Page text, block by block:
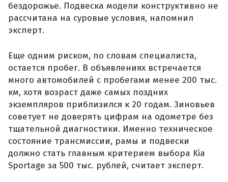
бездорожье. Подвеска модели конструктивно не
рассчитана на суровые условия, напомнил
эксперт.
Еще одним риском, по словам специалиста,
остается пробег. В объявлениях встречается
много автомобилей с пробегами менее 200 тыс.
км, хотя возраст даже самых поздних
экземпляров приблизился к 20 годам. Зиновьев
советует не доверять цифрам на одометре без
тщательной диагностики. Именно техническое
состояние трансмиссии, рамы и подвески
должно стать главным критерием выбора Kia
Sportage за 500 тыс. рублей, считает эксперт.